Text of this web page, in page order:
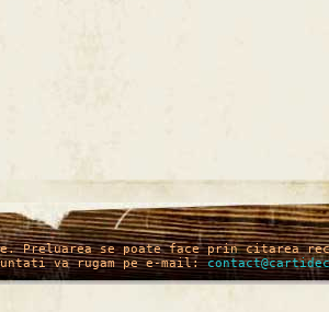
Preluarea se poate face prin citarea
va rugam pe e-mail: